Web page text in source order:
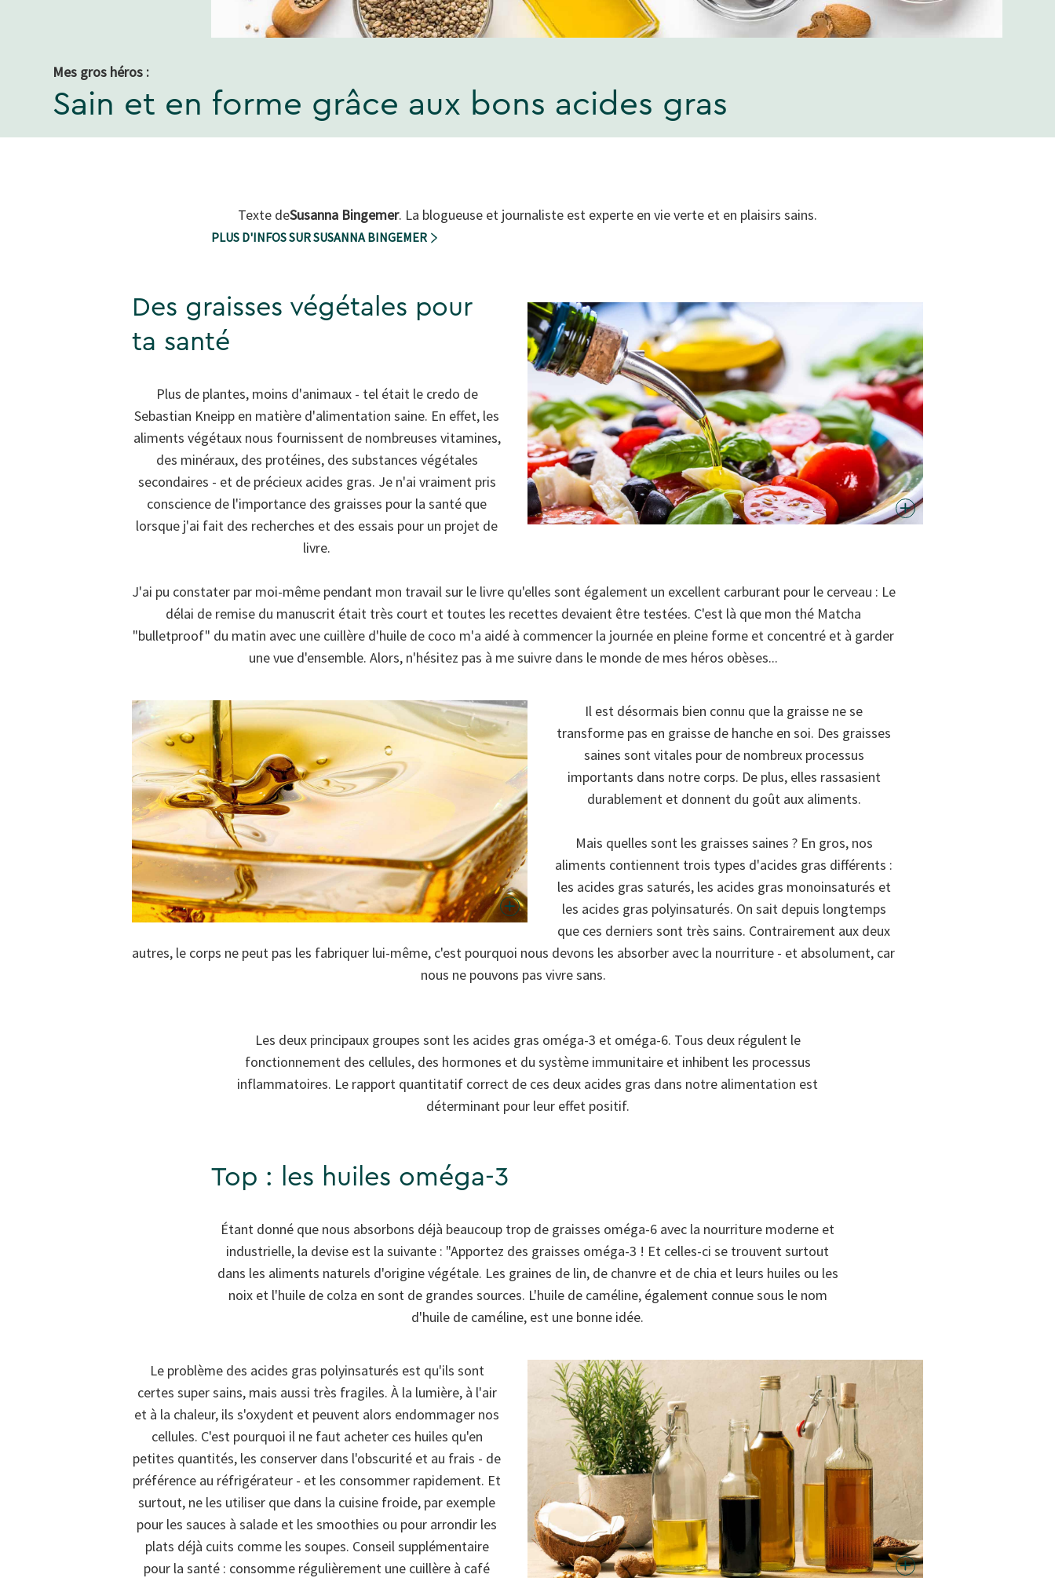
Mes gros héros :
Sain et en forme grâce aux bons acides gras
Texte deSusanna Bingemer. La blogueuse et journaliste est experte en vie verte et en plaisirs sains.
PLUS D'INFOS SUR SUSANNA BINGEMER
Des graisses végétales pour
ta santé
Plus de plantes, moins d'animaux - tel était le credo de
Sebastian Kneipp en matière d'alimentation saine. En effet, les
aliments végétaux nous fournissent de nombreuses vitamines,
des minéraux, des protéines, des substances végétales
secondaires - et de précieux acides gras. Je n'ai vraiment pris
conscience de l'importance des graisses pour la santé que
lorsque j'ai fait des recherches et des essais pour un projet de
livre.
J'ai pu constater par moi-même pendant mon travail sur le livre qu'elles sont également un excellent carburant pour le cerveau : Le
délai de remise du manuscrit était très court et toutes les recettes devaient être testées. C'est là que mon thé Matcha
"bulletproof" du matin avec une cuillère d'huile de coco m'a aidé à commencer la journée en pleine forme et concentré et à garder
une vue d'ensemble. Alors, n'hésitez pas à me suivre dans le monde de mes héros obèses...
Il est désormais bien connu que la graisse ne se
transforme pas en graisse de hanche en soi. Des graisses
saines sont vitales pour de nombreux processus
importants dans notre corps. De plus, elles rassasient
durablement et donnent du goût aux aliments.
Mais quelles sont les graisses saines ? En gros, nos
aliments contiennent trois types d'acides gras différents :
les acides gras saturés, les acides gras monoinsaturés et
les acides gras polyinsaturés. On sait depuis longtemps
que ces derniers sont très sains. Contrairement aux deux
autres, le corps ne peut pas les fabriquer lui-même, c'est pourquoi nous devons les absorber avec la nourriture - et absolument, car
nous ne pouvons pas vivre sans.
Les deux principaux groupes sont les acides gras oméga-3 et oméga-6. Tous deux régulent le
fonctionnement des cellules, des hormones et du système immunitaire et inhibent les processus
inflammatoires. Le rapport quantitatif correct de ces deux acides gras dans notre alimentation est
déterminant pour leur effet positif.
Top : les huiles oméga-3
Étant donné que nous absorbons déjà beaucoup trop de graisses oméga-6 avec la nourriture moderne et
industrielle, la devise est la suivante : "Apportez des graisses oméga-3 ! Et celles-ci se trouvent surtout
dans les aliments naturels d'origine végétale. Les graines de lin, de chanvre et de chia et leurs huiles ou les
noix et l'huile de colza en sont de grandes sources. L'huile de caméline, également connue sous le nom
d'huile de caméline, est une bonne idée.
Le problème des acides gras polyinsaturés est qu'ils sont
certes super sains, mais aussi très fragiles. À la lumière, à l'air
et à la chaleur, ils s'oxydent et peuvent alors endommager nos
cellules. C'est pourquoi il ne faut acheter ces huiles qu'en
petites quantités, les conserver dans l'obscurité et au frais - de
préférence au réfrigérateur - et les consommer rapidement. Et
surtout, ne les utiliser que dans la cuisine froide, par exemple
pour les sauces à salade et les smoothies ou pour arrondir les
plats déjà cuits comme les soupes. Conseil supplémentaire
pour la santé : consomme régulièrement une cuillère à café